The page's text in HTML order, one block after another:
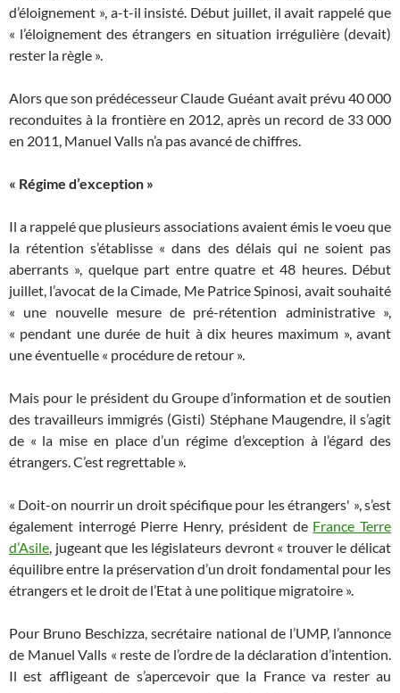
d’éloignement », a-t-il insisté. Début juillet, il avait rappelé que
« l’éloignement des étrangers en situation irrégulière (devait)
rester la règle ».
Alors que son prédécesseur Claude Guéant avait prévu 40 000
reconduites à la frontière en 2012, après un record de 33 000
en 2011, Manuel Valls n’a pas avancé de chiffres.
« Régime d’exception »
Il a rappelé que plusieurs associations avaient émis le voeu que
la rétention s’établisse « dans des délais qui ne soient pas
aberrants », quelque part entre quatre et 48 heures. Début
juillet, l’avocat de la Cimade, Me Patrice Spinosi, avait souhaité
« une nouvelle mesure de pré-rétention administrative »,
« pendant une durée de huit à dix heures maximum », avant
une éventuelle « procédure de retour ».
Mais pour le président du Groupe d’information et de soutien
des travailleurs immigrés (Gisti) Stéphane Maugendre, il s’agit
de « la mise en place d’un régime d’exception à l’égard des
étrangers. C’est regrettable ».
« Doit-on nourrir un droit spécifique pour les étrangers' », s’est
également interrogé Pierre Henry, président de France Terre
d’Asile, jugeant que les législateurs devront « trouver le délicat
équilibre entre la préservation d’un droit fondamental pour les
étrangers et le droit de l’Etat à une politique migratoire ».
Pour Bruno Beschizza, secrétaire national de l’UMP, l’annonce
de Manuel Valls « reste de l’ordre de la déclaration d’intention.
Il est affligeant de s’apercevoir que la France va rester au